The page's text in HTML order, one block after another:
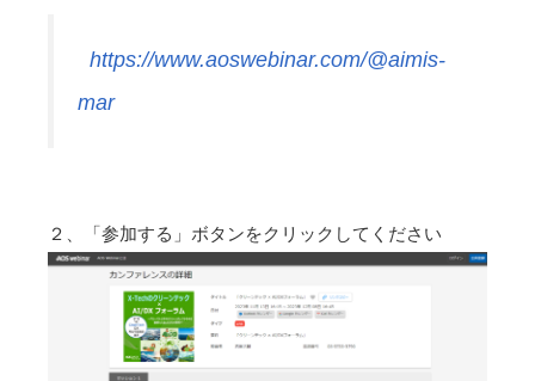
https://www.aoswebinar.com/@aimis-
mar
２、「参加する」ボタンをクリックしてください